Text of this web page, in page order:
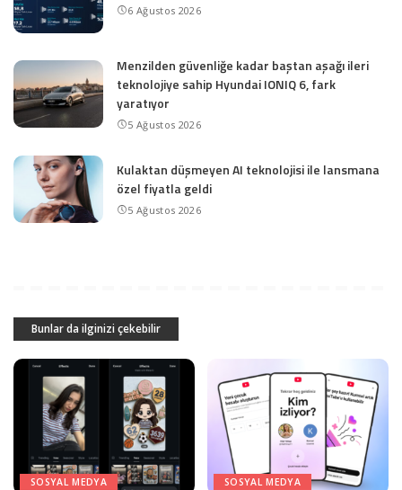
6 Ağustos 2026
Menzilden güvenliğe kadar baştan aşağı ileri
teknolojiye sahip Hyundai IONIQ 6, fark
yaratıyor
5 Ağustos 2026
Kulaktan düşmeyen AI teknolojisi ile lansmana
özel fiyatla geldi
5 Ağustos 2026
Bunlar da ilginizi çekebilir
SOSYAL MEDYA SOSYAL MEDYA